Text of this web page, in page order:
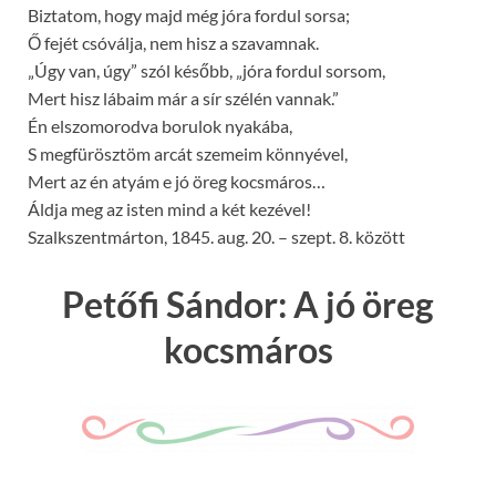
Biztatom, hogy majd még jóra fordul sorsa;
Ő fejét csóválja, nem hisz a szavamnak.
„Úgy van, úgy” szól később, „jóra fordul sorsom,
Mert hisz lábaim már a sír szélén vannak.”
Én elszomorodva borulok nyakába,
S megfürösztöm arcát szemeim könnyével,
Mert az én atyám e jó öreg kocsmáros…
Áldja meg az isten mind a két kezével!
Szalkszentmárton 1845. aug. 20. – szept. 8. között
Petőfi Sándor: A jó öreg
kocsmáros